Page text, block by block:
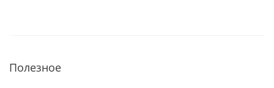
Полезное